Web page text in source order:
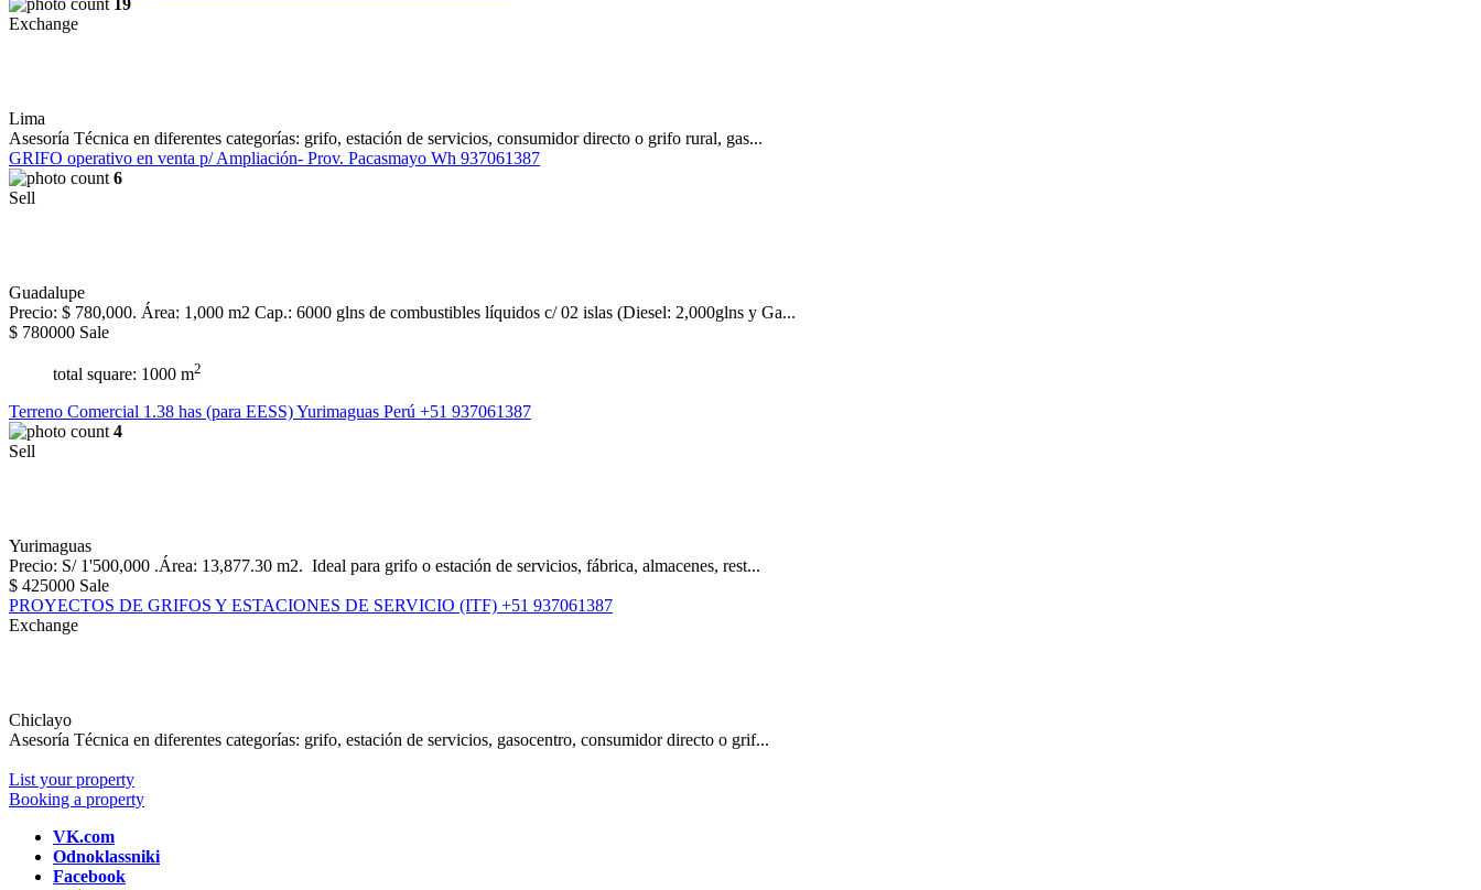
19
Exchange
Lima
Asesoría Técnica en diferentes categorías: grifo, estación de servicios, consumidor directo o grifo rural, gas...
GRIFO operativo en venta p/ Ampliación- Prov. Pacasmayo Wh 937061387
6
Sell
Guadalupe
Precio: $ 780,000. Área: 1,000 m2 Cap.: 6000 glns de combustibles líquidos c/ 02 islas (Diesel: 2,000glns y Ga...
$ 780000 Sale
total square: 1000 m2
Terreno Comercial 1.38 has (para EESS) Yurimaguas Perú +51 937061387
4
Sell
Yurimaguas
Precio: S/ 1'500,000 .Área: 13,877.30 m2. Ideal para grifo o estación de servicios, fábrica, almacenes, rest...
$ 425000 Sale
PROYECTOS DE GRIFOS Y ESTACIONES DE SERVICIO (ITF) +51 937061387
Exchange
Chiclayo
Asesoría Técnica en diferentes categorías: grifo, estación de servicios, gasocentro, consumidor directo o grif...
List your property
Booking a property
VK.com
Odnoklassniki
Facebook